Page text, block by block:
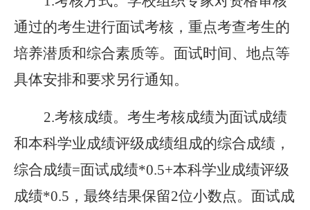
通过的考生进行面试考核，重点考查考生的
培养潜质和综合素质等。面试时间、地点等
具体安排和要求另行通知。
2.考核成绩。考生考核成绩为面试成绩
和本科学业成绩评级成绩组成的综合成绩，
综合成绩=面试成绩*0.5+本科学业成绩评级
成绩*0.5，最终结果保留2位小数点。面试成